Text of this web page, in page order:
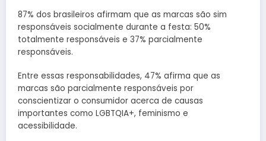
87% dos brasileiros afirmam que as marcas são sim
responsáveis socialmente durante a festa: 50%
totalmente responsáveis e 37% parcialmente
responsáveis.
Entre essas responsabilidades, 47% afirma que as
marcas são parcialmente responsáveis por
conscientizar o consumidor acerca de causas
importantes como LGBTQIA+, feminismo e
acessibilidade.